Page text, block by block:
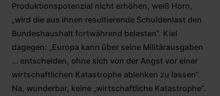
Produktionspotenzial nicht erhöhen, weiß Horn,
„wird die aus ihnen resultierende Schuldenlast den
Bundeshaushalt fortwährend belasten“. Kiel
dagegen: „Europa kann über seine Militärausgaben
… entscheiden, ohne sich von der Angst vor einer
wirtschaftlichen Katastrophe ablenken zu lassen“.
Na, wunderbar, keine „wirtschaftliche Katastrophe“.